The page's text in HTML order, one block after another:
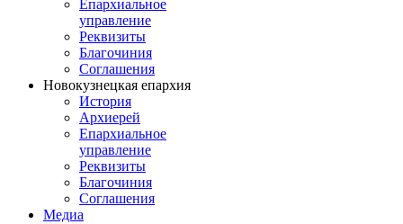
Епархиальное
управление
Реквизиты
Благочиния
Соглашения
Новокузнецкая епархия
История
Архиерей
Епархиальное
управление
Реквизиты
Благочиния
Соглашения
Медиа